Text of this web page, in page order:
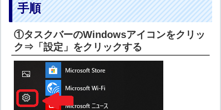
手順
①タスクバーのWindowsアイコンをクリッ
ク⇒「設定」をクリックする